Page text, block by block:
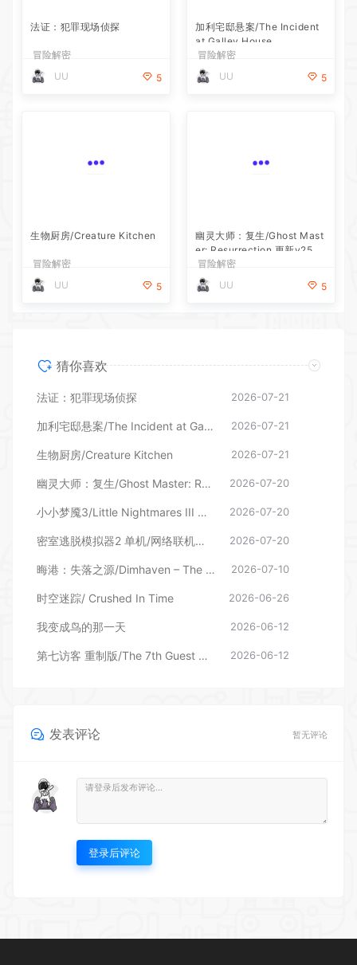
法证：犯罪现场侦探
冒险解密
UU
5
UU
生物厨房/Creature Kitchen
冒险解密
UU
5
幽灵大师：复生/Ghost Mast
er: Resurrection 更新v25.0
6.2026—更新世界之间DLC
冒险解密
UU
5
猜你喜欢
法证：犯罪现场侦探 2026-07-21
加利宅邸悬案/The Incident at Galley House 2026-07-21
生物厨房/Creature Kitchen 2026-07-21
幽灵大师：复生/Ghost Master: Resurrection 更新v25.06.2026—更新世界之间DLC 2026-07-20
小小梦魇3/Little Nightmares III 单机/网络联机 （更新v11.06.2026—更新幕后DLC） 2026-07-20
密室逃脱模拟器2 单机/网络联机（更新v20029r） 2026-07-20
晦港：失落之源/Dimhaven – The Lost Source 2026-07-10
时空迷踪/ Crushed In Time 2026-06-26
我变成鸟的那一天 2026-06-12
第七访客 重制版/The 7th Guest Remake 2026-06-12
发表评论 暂无评论
登录后评论